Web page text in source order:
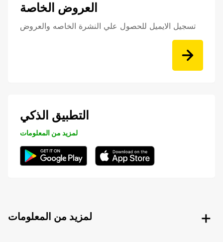
العروض الخاصة
تسجيل الايميل للحصول علي النشرة الخاصه والعروض
التطبيق الذكي
لمزيد من المعلومات
لمزيد من المعلومات